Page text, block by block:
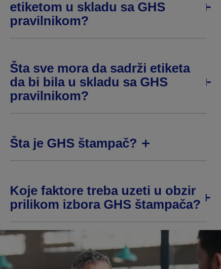
etiketom u skladu sa GHS
pravilnikom?
Šta sve mora da sadrži etiketa
da bi bila u skladu sa GHS
pravilnikom?
Šta je GHS štampač?
Koje faktore treba uzeti u obzir
prilikom izbora GHS štampača?